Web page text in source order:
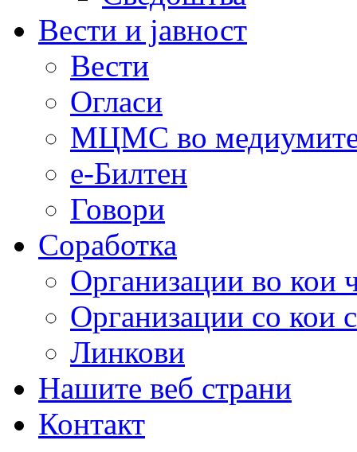
Вести и јавност
Вести
Огласи
МЦМС во
е-Билтен
Говори
Соработка
Организации во кои
Организации со кои
Линкови
Нашите веб страни
Контакт